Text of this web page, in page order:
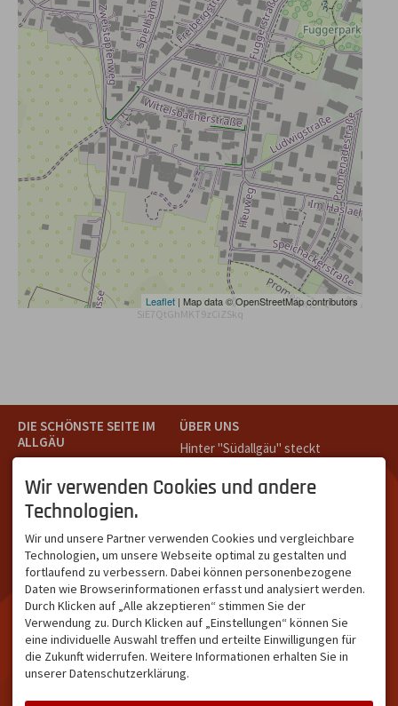
Leaflet | Map data © OpenStreetMap contributors
SiE7QtGhMKT9zCiZSkq
DIE SCHÖNSTE SEITE IM
ALLGÄU
Teil des Oberallgäus. Es
verbindet die Tourismus-
Destinationen Oberstdorf,
Kleinwalsertal und beliebte
Urlaubsziele wie die
Hörnerdörfer, Alpsee-
Grünten, Oberstaufen oder
Wertach im Allgäu.
ÜBER UNS
Hinter "Südallgäu" steckt
Oberstdorf.
Unser Ziel ist ein attraktives
Leistungsträger im
südlichen Oberallgäu eine
starke Plattform bietet.
NETZWERK & REICHWEITE
ca. 36.700 Abos bei
Wir verwenden Cookies und andere
Technologien.
Wir und unsere Partner verwenden Cookies und vergleichbare
Technologien, um unsere Webseite optimal zu gestalten und
fortlaufend zu verbessern. Dabei können personenbezogene
Daten wie Browserinformationen erfasst und analysiert werden.
Durch Klicken auf „Alle akzeptieren“ stimmen Sie der
Verwendung zu. Durch Klicken auf „Einstellungen“ können Sie
eine individuelle Auswahl treffen und erteilte Einwilligungen für
die Zukunft widerrufen. Weitere Informationen erhalten Sie in
unserer Datenschutzerklärung.